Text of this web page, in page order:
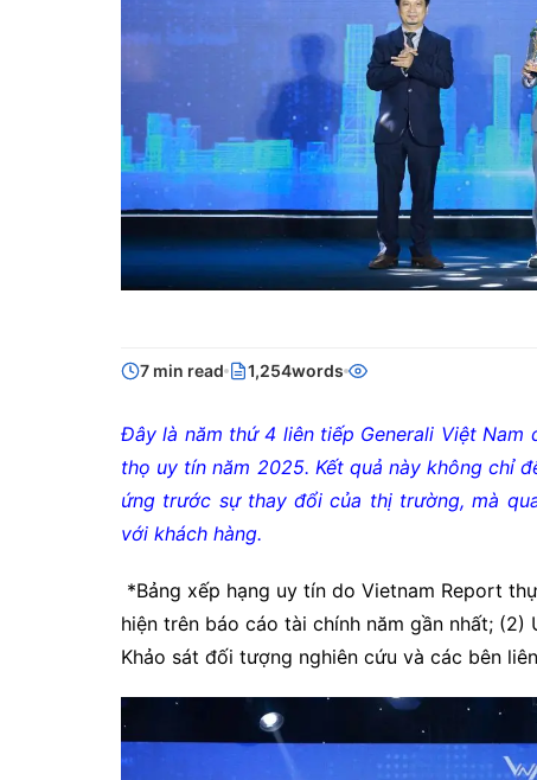
7 min read 1,254words
Đây là năm thứ 4 liên tiếp Generali Việt
thọ uy tín năm 2025. Kết quả này không chỉ
ứng trước sự thay đổi của thị trường, mà
với khách hàng.
*Bảng xếp hạng uy tín do Vietnam Report
hiện trên báo cáo tài chính năm gần nhất;
Khảo sát đối tượng nghiên cứu và các bên